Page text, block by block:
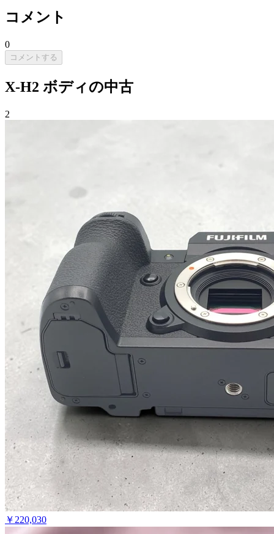
コメント
0
コメントする
X-H2 ボディの中古
2
￥ 220,030